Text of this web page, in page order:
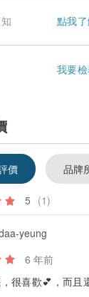
點我
我要
價 品牌
5 (1)
yeung
6 年前
很喜歡💕，而且